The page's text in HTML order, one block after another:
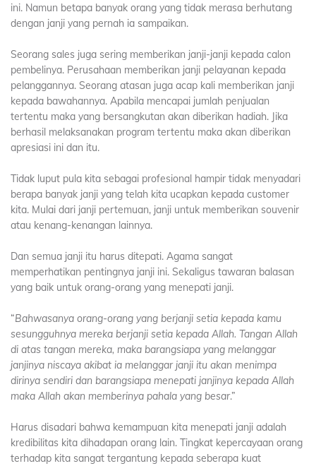
ini. Namun betapa banyak orang yang tidak merasa berhutang
dengan janji yang pernah ia sampaikan.
Seorang sales juga sering memberikan janji-janji kepada calon
pembelinya. Perusahaan memberikan janji pelayanan kepada
pelanggannya. Seorang atasan juga acap kali memberikan janji
kepada bawahannya. Apabila mencapai jumlah penjualan
tertentu maka yang bersangkutan akan diberikan hadiah. Jika
berhasil melaksanakan program tertentu maka akan diberikan
apresiasi ini dan itu.
Tidak luput pula kita sebagai profesional hampir tidak menyadari
berapa banyak janji yang telah kita ucapkan kepada customer
kita. Mulai dari janji pertemuan, janji untuk memberikan souvenir
atau kenang-kenangan lainnya.
Dan semua janji itu harus ditepati. Agama sangat
memperhatikan pentingnya janji ini. Sekaligus tawaran balasan
yang baik untuk orang-orang yang menepati janji.
“Bahwasanya orang-orang yang berjanji setia kepada kamu
sesungguhnya mereka berjanji setia kepada Allah. Tangan Allah
di atas tangan mereka, maka barangsiapa yang melanggar
janjinya niscaya akibat ia melanggar janji itu akan menimpa
dirinya sendiri dan barangsiapa menepati janjinya kepada Allah
maka Allah akan memberinya pahala yang besar.”
Harus disadari bahwa kemampuan kita menepati janji adalah
kredibilitas kita dihadapan orang lain. Tingkat kepercayaan orang
terhadap kita sangat tergantung kepada seberapa kuat